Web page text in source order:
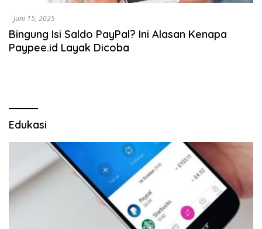
Juni 15, 2025
Bingung Isi Saldo PayPal? Ini Alasan Kenapa
Paypee.id Layak Dicoba
Edukasi